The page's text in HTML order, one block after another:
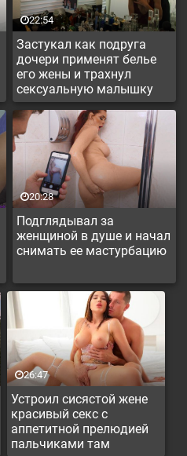
Застукал как подруга
дочери применят белье
его жены и трахнул
сексуальную малышку
22:54
Подглядывал за
женщиной в душе и начал
снимать ее мастурбацию
20:28
Устроил сисястой жене
красивый секс с
аппетитной прелюдией
пальчиками там
26:47